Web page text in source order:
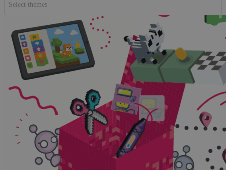
Select themes